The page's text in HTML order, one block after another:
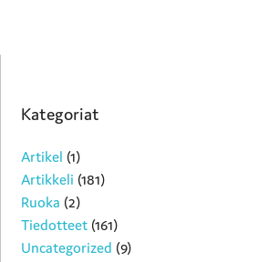
Kategoriat
Artikel (1)
Artikkeli (181)
Ruoka (2)
Tiedotteet (161)
Uncategorized (9)